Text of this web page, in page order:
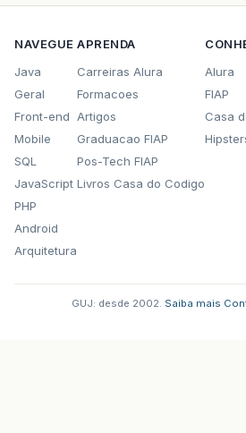
NAVEGUE
Java
Geral
Front-end
Mobile
SQL
JavaScript
PHP
Android
Arquitetura
APRENDA
Carreiras Alura
Formacoes
Artigos
Graduacao FIAP
Pos-Tech FIAP
Livros Casa do Codigo
Alura
FIAP
Casa
GUJ: desde 2002. Saiba mais